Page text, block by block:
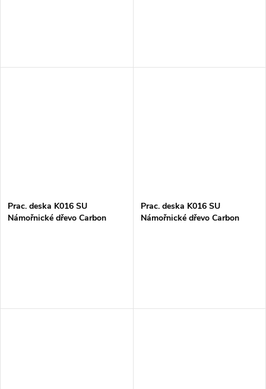
Prac. deska K016 SU
Námořnické dřevo Carbon
Prac. deska K016 SU
Námořnické dřevo Carbon